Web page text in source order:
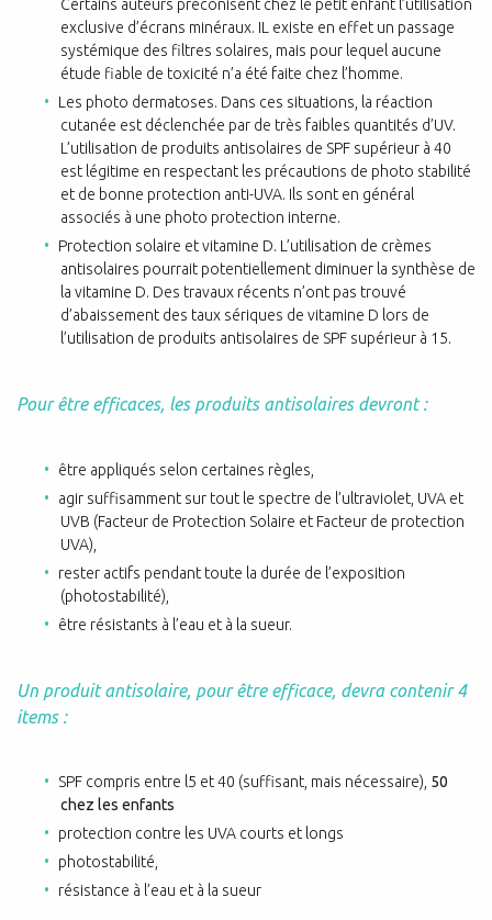
Certains auteurs préconisent chez le petit enfant l’utilisation
exclusive d’écrans minéraux. IL existe en effet un passage
systémique des filtres solaires, mais pour lequel aucune
étude fiable de toxicité n’a été faite chez l’homme.
Les photo dermatoses. Dans ces situations, la réaction
cutanée est déclenchée par de très faibles quantités d’UV.
L’utilisation de produits antisolaires de SPF supérieur à 40
est légitime en respectant les précautions de photo stabilité
et de bonne protection anti-UVA. Ils sont en général
associés à une photo protection interne.
Protection solaire et vitamine D. L’utilisation de crèmes
antisolaires pourrait potentiellement diminuer la synthèse de
la vitamine D. Des travaux récents n’ont pas trouvé
d’abaissement des taux sériques de vitamine D lors de
l’utilisation de produits antisolaires de SPF supérieur à 15.
Pour être efficaces, les produits antisolaires devront :
être appliqués selon certaines règles,
agir suffisamment sur tout le spectre de l’ultraviolet, UVA et
UVB (Facteur de Protection Solaire et Facteur de protection
UVA),
rester actifs pendant toute la durée de l’exposition
(photostabilité),
être résistants à l’eau et à la sueur.
Un produit antisolaire, pour être efficace, devra contenir 4
items :
SPF compris entre l5 et 40 (suffisant, mais nécessaire), 50
chez les enfants
protection contre les UVA courts et longs
photostabilité,
résistance à l’eau et à la sueur